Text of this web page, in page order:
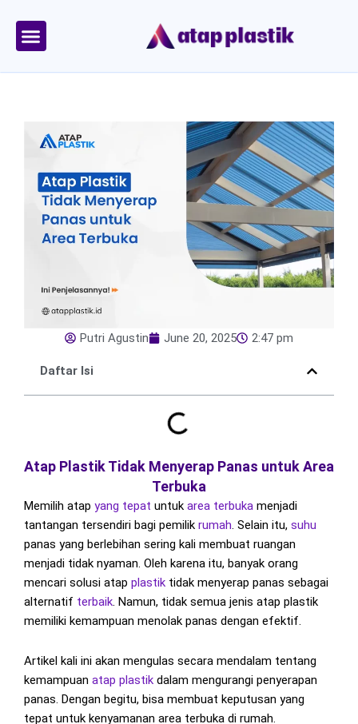
content
Putri Agustin June 20, 2025 2:47 pm
Daftar Isi
Atap Plastik Tidak Menyerap Panas untuk Area
Terbuka
Memilih atap yang tepat untuk area terbuka menjadi
tantangan tersendiri bagi pemilik rumah. Selain itu, suhu
panas yang berlebihan sering kali membuat ruangan
menjadi tidak nyaman. Oleh karena itu, banyak orang
mencari solusi atap plastik tidak menyerap panas sebagai
alternatif terbaik. Namun, tidak semua jenis atap plastik
memiliki kemampuan menolak panas dengan efektif.
Artikel kali ini akan mengulas secara mendalam tentang
kemampuan atap plastik dalam mengurangi penyerapan
panas. Dengan begitu, bisa membuat keputusan yang
tepat untuk kenyamanan area terbuka di rumah.